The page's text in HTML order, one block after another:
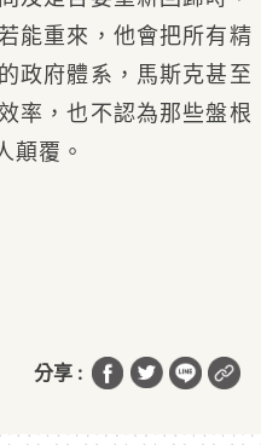
能重來，他會把所有精
政府體系，馬斯克甚至
率，也不認為那些盤根
顛覆。
分享 :